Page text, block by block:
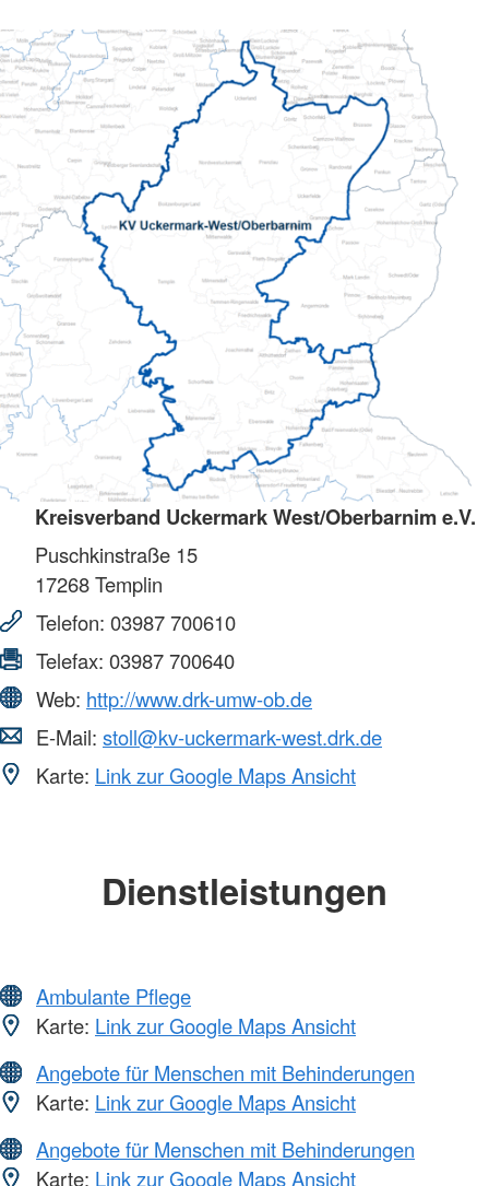
Kreisverband Uckermark West/Oberbarnim e.V.
Puschkinstraße 15
17268Templin
Telefon: 03987 700610
Telefax: 03987 700640
Web: http://www.drk-umw-ob.de
E-Mail: stoll@kv-uckermark-west.drk.de
Karte: Link zur Google Maps Ansicht
Dienstleistungen
Ambulante Pflege
Karte: Link zur Google Maps Ansicht
Angebote für Menschen mit Behinderungen
Karte: Link zur Google Maps Ansicht
Angebote für Menschen mit Behinderungen
Karte: Link zur Google Maps Ansicht